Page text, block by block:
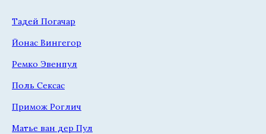
Тадей Погачар
Йонас Вингегор
Ремко Эвенпул
Поль Сексас
Примож Роглич
Матье ван дер Пул